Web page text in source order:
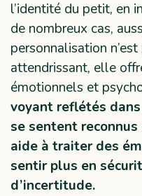
l’identité du petit, en
de nombreux cas,
personnalisation
attendrissant, elle
émotionnels et
voyant reflétés
se sentent
aide à traiter des
sentir plus en
d’incertitude.